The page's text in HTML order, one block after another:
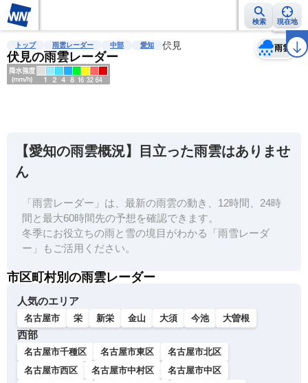
検索 現在地
雨雲レーダー 台風情報 地震情報 警報・注意報 2週間天気 ラ
トップ 雨雲レーダー 中部 愛知 伏見
伏見の雨雲レーダー
雨雲
天気 台風
【愛知の雨雲概況】目立った雨雲はありませ
ん
「雨雲レーダー」は、最新の雨雲の動き、12時間、24時
間と最大60時間先の予想を確認できます。
冬季にお役立ちの雨と雪の境目がわかる「雨雪レーダ
ー」もご活用ください。
市区町村別の雨雲レーダー
人気のエリア
名古屋市 栄 新栄 金山 大須 今池 大曽根
西部
名古屋市千種区 名古屋市東区
名古屋市北区
名古屋市西区
名古屋市中村区
名古屋市中区